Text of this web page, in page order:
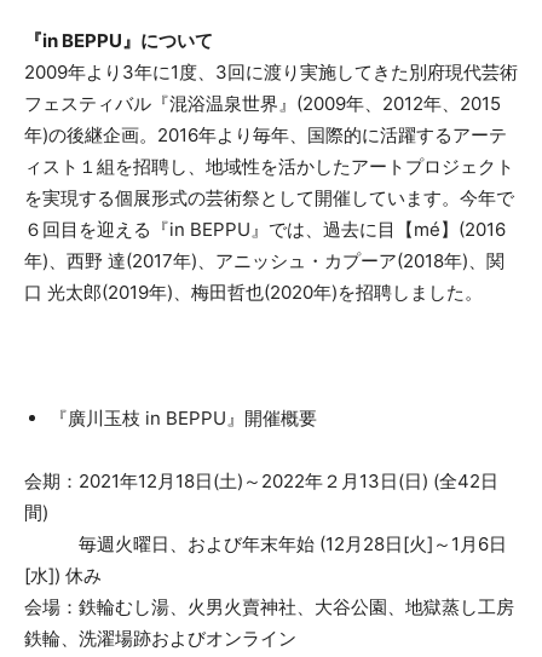
『in BEPPU』について
2009年より3年に1度、3回に渡り実施してきた別府現代芸術
フェスティバル『混浴温泉世界』(2009年、2012年、2015
年)の後継企画。2016年より毎年、国際的に活躍するアーテ
ィスト１組を招聘し、地域性を活かしたアートプロジェクト
を実現する個展形式の芸術祭として開催しています。今年で
６回目を迎える『in BEPPU』では、過去に目【mé】(2016
年)、西野 達(2017年)、アニッシュ・カプーア(2018年)、関
口 光太郎(2019年)、梅田哲也(2020年)を招聘しました。
『廣川玉枝 in BEPPU』開催概要
会期：2021年12月18日(土)～2022年２月13日(日) (全42日
間)
毎週火曜日、および年末年始 (12月28日[火]～1月6日
[水]) 休み
会場：鉄輪むし湯、火男火賣神社、大谷公園、地獄蒸し工房
鉄輪、洗濯場跡およびオンライン